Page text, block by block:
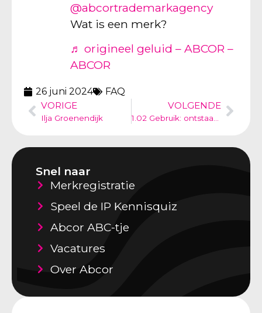
@abcortrademarkagency
Wat is een merk?
♬ origineel geluid – ABCOR –
ABCOR
26 juni 2024
FAQ
VORIGE
Ilja Groenendijk
VOLGENDE
Snel naar
Merkregistratie
Speel de IP Kennisquiz
Abcor ABC-tje
Vacatures
Over Abcor